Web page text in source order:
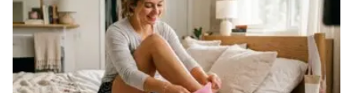
cold: Making sense of the evidence. CMAJ. 2014.